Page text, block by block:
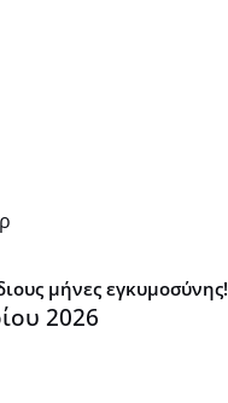
μήνες εγκυμοσύνης!
2026